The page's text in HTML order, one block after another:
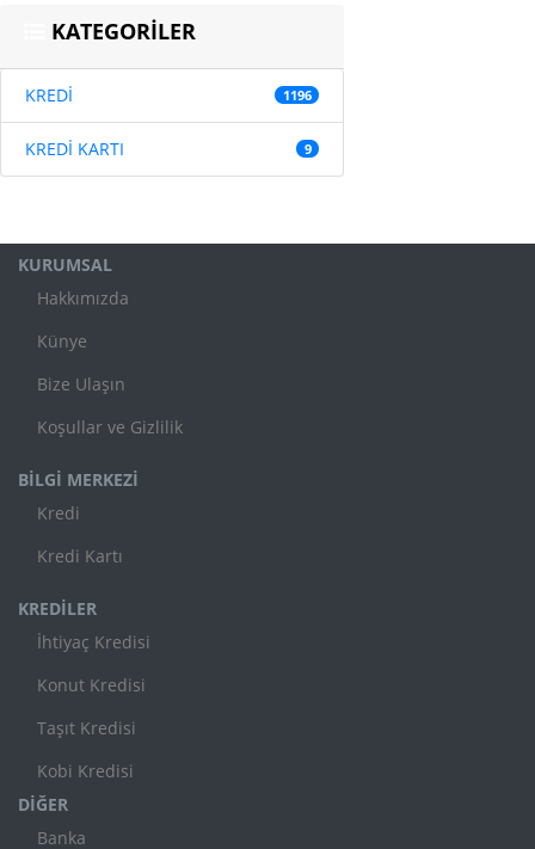
KATEGORİLER
KREDİ 1196
KREDİ KARTI 9
KURUMSAL
Hakkımızda
Künye
Bize Ulaşın
Koşullar ve Gizlilik
BİLGİ MERKEZİ
Kredi
Kredi Kartı
KREDİLER
İhtiyaç Kredisi
Konut Kredisi
Taşıt Kredisi
Kobi Kredisi
DİĞER
Banka